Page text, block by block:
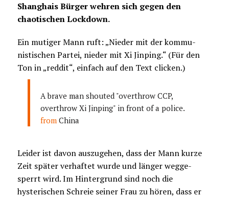
Shanghais Bürger wehren sich gegen den
chaotischen Lockdown.
Ein mutiger Mann ruft: „Nieder mit der kommu-
nistischen Partei, nieder mit Xi Jinping.“ (Für den
Ton in „reddit“, einfach auf den Text clicken.)
A brave man shouted "overthrow CCP,
overthrow Xi Jinping" in front of a police.
from China
Leider ist davon auszugehen, dass der Mann kurze
Zeit später verhaftet wurde und länger wegge-
sperrt wird. Im Hintergrund sind noch die
hysterischen Schreie seiner Frau zu hören, dass er